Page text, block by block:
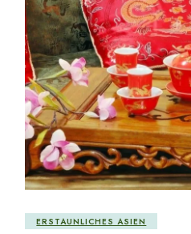
ERSTAUNLICHES ASIEN